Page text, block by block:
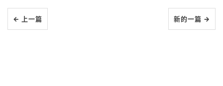
← 上一篇 新的一篇 →